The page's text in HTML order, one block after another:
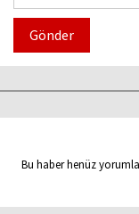
Gönder
Bu haber henüz